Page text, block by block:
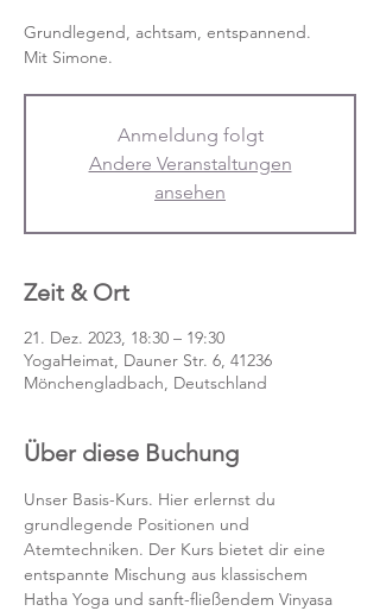
Grundlegend, achtsam, entspannend.
Mit Simone.
Anmeldung folgt
Andere Veranstaltungen
ansehen
Zeit & Ort
21. Dez. 2023, 18:30 – 19:30
YogaHeimat, Dauner Str. 6, 41236
Mönchengladbach, Deutschland
Über diese Buchung
Unser Basis-Kurs. Hier erlernst du
grundlegende Positionen und
Atemtechniken. Der Kurs bietet dir eine
entspannte Mischung aus klassischem
Hatha Yoga und sanft-fließendem Vinyasa